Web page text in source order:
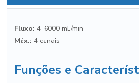
Fluxo: 4–6000 mL/min
Máx.: 4 canais
Funções e